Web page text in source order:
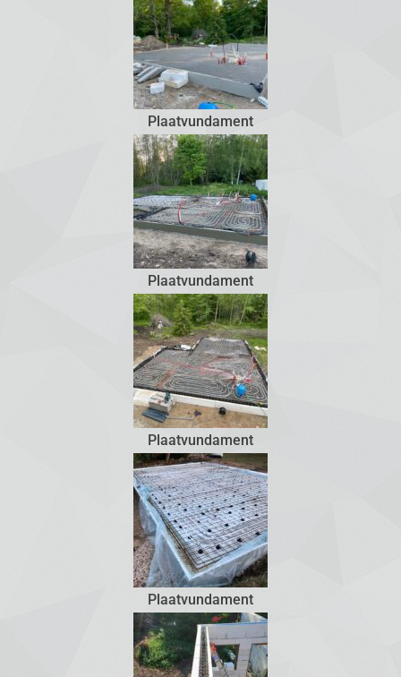
Plaatvundament
Plaatvundament
Plaatvundament
Plaatvundament